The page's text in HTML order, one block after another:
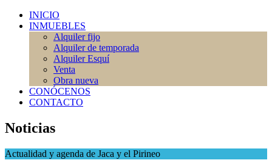
INICIO
INMUEBLES
Alquiler fijo
Alquiler de temporada
Alquiler Esquí
Venta
Obra nueva
CONÓCENOS
CONTACTO
Noticias
Actualidad y agenda de Jaca y el Pirineo